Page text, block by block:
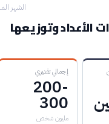
الشهر الماضي
وتوزيعها
إجمالي تقديري
200-
300
مليون شخص